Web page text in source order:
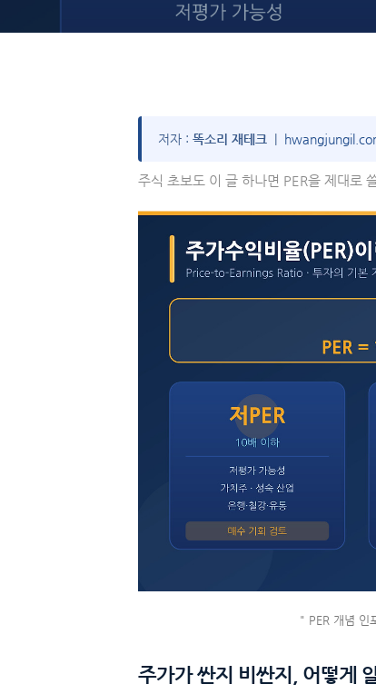
저자 : 똑소리 재테크
주식 초보도 이 글 하나면 PER을 제대로
" PER 개념 인
주가가 싼지 비싼지, 어떻게